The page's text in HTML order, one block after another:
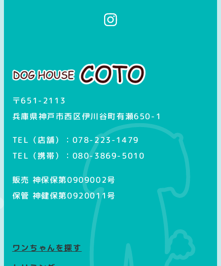
ム
〒651-2113
兵庫県神戸市西区伊川谷町有瀬650-1
TEL（店舗）：078-223-1479
TEL（携帯）：080-3869-5010
販売 神保保第0909002号
保管 神健保第0920011号
ワンちゃんを探す